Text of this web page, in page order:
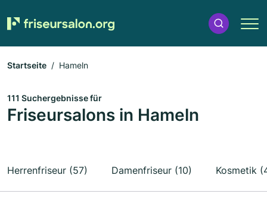
Startseite Hameln
111 Suchergebnisse für
Friseursalons in Hameln
Herrenfriseur (57) Damenfriseur (10) Kosmetik